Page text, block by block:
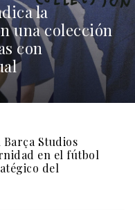
la
una colección
con
Studios
en el fútbol
del